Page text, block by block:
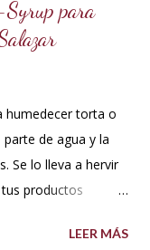
Syrup para
humedecer torta o
de agua y la
Se lo lleva a hervir
productos
torta cubierta
LEER MÁS